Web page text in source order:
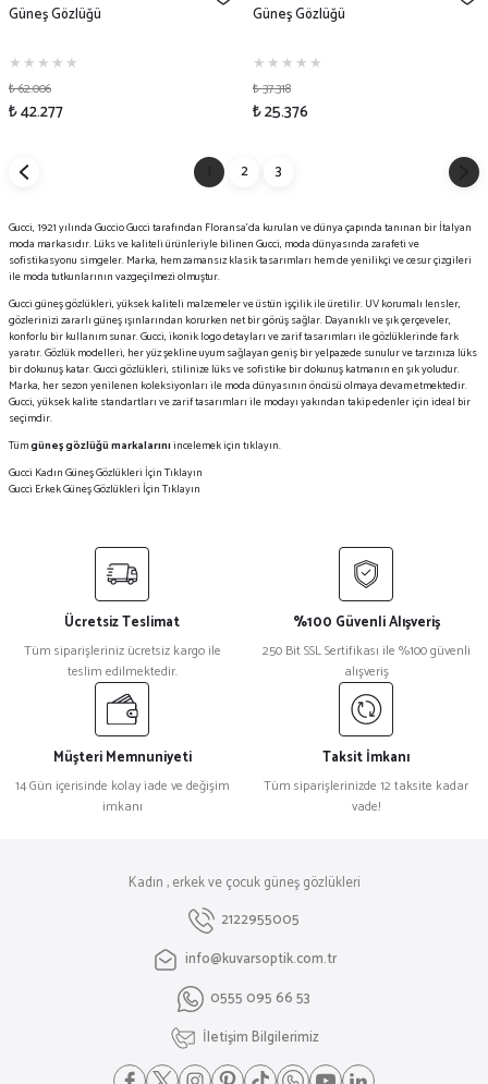
Güneş Gözlüğü
₺ 62.006
₺ 42.277
Güneş Gözlüğü
₺ 37.318
₺ 25.376
2 3
Gucci, 1921 yılında Guccio Gucci tarafından Floransa'da kurulan ve dünya çapında tanınan bir İtalyan
moda markasıdır. Lüks ve kaliteli ürünleriyle bilinen Gucci, moda dünyasında zarafeti ve
sofistikasyonu simgeler. Marka, hem zamansız klasik tasarımları hem de yenilikçi ve cesur çizgileri
ile moda tutkunlarının vazgeçilmezi olmuştur.
Gucci güneş gözlükleri, yüksek kaliteli malzemeler ve üstün işçilik ile üretilir. UV korumalı lensler,
gözlerinizi zararlı güneş ışınlarından korurken net bir görüş sağlar. Dayanıklı ve şık çerçeveler,
konforlu bir kullanım sunar. Gucci, ikonik logo detayları ve zarif tasarımları ile gözlüklerinde fark
yaratır. Gözlük modelleri, her yüz şekline uyum sağlayan geniş bir yelpazede sunulur ve tarzınıza lüks
bir dokunuş katar. Gucci gözlükleri, stilinize lüks ve sofistike bir dokunuş katmanın en şık yoludur.
Marka, her sezon yenilenen koleksiyonları ile moda dünyasının öncüsü olmaya devam etmektedir.
Gucci, yüksek kalite standartları ve zarif tasarımları ile modayı yakından takip edenler için ideal bir
seçimdir.
Tümgüneş gözlüğü markalarınıincelemek için tıklayın.
Gucci Kadın Güneş Gözlükleri İçin Tıklayın
Gucci Erkek Güneş Gözlükleri İçin Tıklayın
Ücretsiz Teslimat
Tüm siparişleriniz ücretsiz kargo ile
teslim edilmektedir.
%100 Güvenli Alışveriş
250 Bit SSL Sertifikası ile %100 güvenli
alışveriş
Müşteri Memnuniyeti
14 Gün içerisinde kolay iade ve değişim
imkanı
Taksit İmkanı
Tüm siparişlerinizde 12 taksite kadar
vade!
Kadın , erkek ve çocuk güneş gözlükleri
2122955005
info@kuvarsoptik.com.tr
0555 095 66 53
İletişim Bilgilerimiz